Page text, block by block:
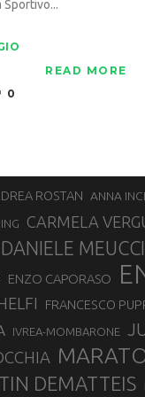
Sportivo...
0
READ MORE
ROSTAN ANNA
CARMELA
DANIELE MEUCCI
ENZO CAPORASO
FRANCESCO
IVREA-MOMBARONE
DEMATTEIS